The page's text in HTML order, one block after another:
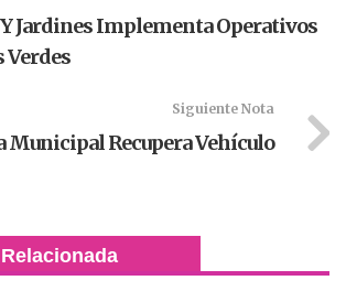
Y Jardines Implementa Operativos
Verdes
Siguiente Nota
Municipal Recupera Vehículo